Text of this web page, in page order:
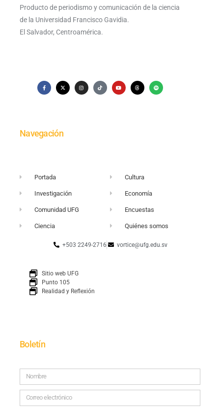
Producto de periodismo y comunicación de la ciencia
de la Universidad Francisco Gavidia.
El Salvador, Centroamérica.
Navegación
Portada
Investigación
Comunidad UFG
Ciencia
Cultura
Economía
Encuestas
Quiénes somos
+503 2249-2716 vortice@ufg.edu.sv
Sitio web UFG
Punto 105
Realidad y Reflexión
Boletín